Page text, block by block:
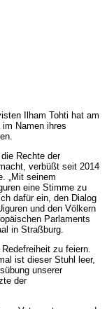
Ilham Tohti hat am
Namen ihres
Rechte der
verbüßt seit 2014
„Mit seinem
eine Stimme zu
dafür ein, den Dialog
und den Völkern
Parlaments
in Straßburg.
zu feiern.
ist dieser Stuhl leer,
unserer
der